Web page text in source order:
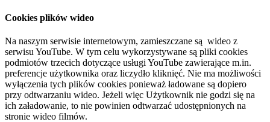
Cookies plików wideo
Na naszym serwisie internetowym, zamieszczane są wideo z
serwisu YouTube. W tym celu wykorzystywane są pliki cookies
podmiotów trzecich dotyczące usługi YouTube zawierające m.in.
preferencje użytkownika oraz liczydło kliknięć. Nie ma możliwości
wyłączenia tych plików cookies ponieważ ładowane są dopiero
przy odtwarzaniu wideo. Jeżeli więc Użytkownik nie godzi się na
ich załadowanie, to nie powinien odtwarzać udostępnionych na
stronie wideo filmów.